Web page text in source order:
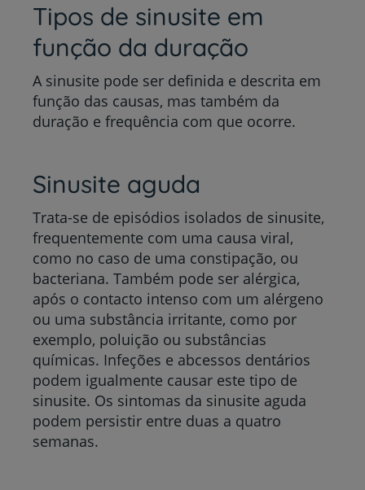
Tipos de sinusite em
função da duração
A sinusite pode ser definida e descrita em
função das causas, mas também da
duração e frequência com que ocorre.
Sinusite aguda
Trata-se de episódios isolados de sinusite,
frequentemente com uma causa viral,
como no caso de uma constipação, ou
bacteriana. Também pode ser alérgica,
após o contacto intenso com um alérgeno
ou uma substância irritante, como por
exemplo, poluição ou substâncias
químicas. Infeções e abcessos dentários
podem igualmente causar este tipo de
sinusite. Os sintomas da sinusite aguda
podem persistir entre duas a quatro
semanas.